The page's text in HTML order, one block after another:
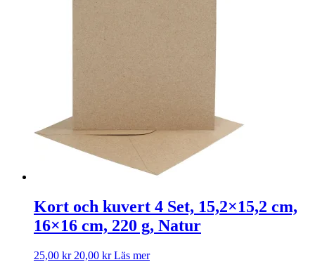
Kort och kuvert 4 Set, 15,2×15,2 cm,
16×16 cm, 220 g, Natur
25,00 kr 20,00 kr Läs mer